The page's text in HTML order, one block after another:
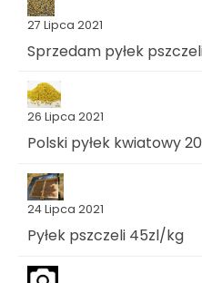
27 Lipca 2021
Sprzedam pyłek
26 Lipca 2021
Polski pyłek kwiatowy
24 Lipca 2021
Pyłek pszczeli 45zl/kg